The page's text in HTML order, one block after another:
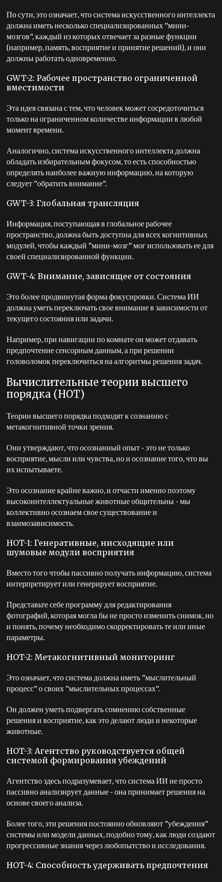
По сути, это означает, что система искусственного интеллекта
должна иметь несколько специализированных "мини-
мозгов", каждый из которых отвечает за разные функции
(например, память, восприятие и принятие решений), и они
должны работать одновременно.
GWT-2: Рабочее пространство ограниченной
вместимости
Эта идея связана с тем, что человек может сосредоточиться
только на ограниченном количестве информации в любой
момент времени.
Аналогично, система искусственного интеллекта должна
обладать избирательным фокусом, то есть способностью
определять наиболее важную информацию, на которую
следует "обратить внимание".
GWT-3: Глобальная трансляция
Информация, поступающая в глобальное рабочее
пространство, должна быть доступна для всех когнитивных
модулей, чтобы каждый "мини-мозг" мог использовать ее для
своей специализированной функции.
GWT-4: Внимание, зависящее от состояния
Это более продвинутая форма фокусировки. Система ИИ
должна уметь переключать свое внимание в зависимости от
текущего состояния или задачи.
Например, при навигации по комнате он может отдавать
предпочтение сенсорным данным, а при решении
головоломок переключиться на алгоритмы решения задач.
Вычислительные теории высшего
порядка (HOT)
Теории высшего порядка подходят к сознанию с
метакогнитивной точки зрения.
Они утверждают, что осознанный опыт - это не только
восприятие, мысли или чувства, но и осознание того, что вы
их испытываете.
Это осознание крайне важно, и отчасти именно поэтому
высокоинтеллектуальные животные общительны - мы
коллективно осознаем свое существование и
взаимозависимость.
HOT-1: Генеративные, нисходящие или
шумовые модули восприятия
Вместо того чтобы пассивно получать информацию, система
интерпретирует или генерирует восприятие.
Представьте себе программу для редактирования
фотографий, которая могла бы не просто изменить снимок, но
и понять, почему необходимо скорректировать те или иные
параметры.
HOT-2: Метакогнитивный мониторинг
Это означает, что система должна иметь "мыслительный
процесс" о своих "мыслительных процессах".
Он должен уметь подвергать сомнению собственные
решения и восприятие, как это делают люди и некоторые
животные.
HOT-3: Агентство руководствуется общей
системой формирования убеждений
Агентство здесь подразумевает, что система ИИ не просто
пассивно анализирует данные - она принимает решения на
основе своего анализа.
Более того, эти решения постоянно обновляют "убеждения"
системы или модели данных, подобно тому, как люди создают
прогрессивные знания через любопытство и исследования.
HOT-4: Способность удерживать предпочтения